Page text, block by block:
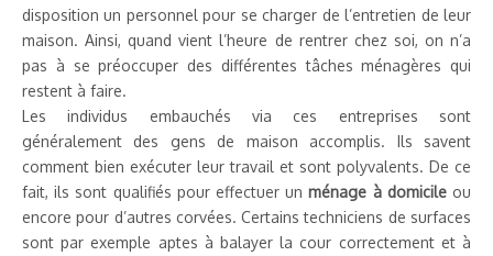
disposition un personnel pour se charger de l’entretien de leur
maison. Ainsi, quand vient l’heure de rentrer chez soi, on n’a
pas à se préoccuper des différentes tâches ménagères qui
restent à faire.
Les individus embauchés via ces entreprises sont
généralement des gens de maison accomplis. Ils savent
comment bien exécuter leur travail et sont polyvalents. De ce
fait, ils sont qualifiés pour effectuer unménage à domicileou
encore pour d’autres corvées. Certains techniciens de surfaces
sont par exemple aptes à balayer la cour correctement et à